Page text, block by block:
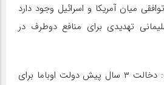
میان آمریکا و اسرائیل وجود دارد
تهدیدی برای منافع دوطرف در
در این گزارش آمده است: دخالت ۳ سال پیش دولت اوباما برای